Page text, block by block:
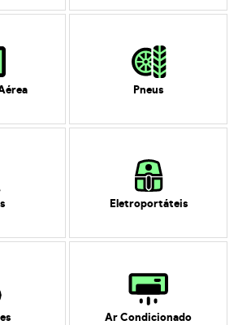
Pneus
Eletroportáteis
Ar Condicionado